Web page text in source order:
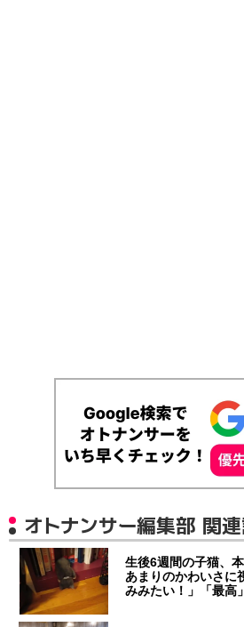
オトナンサー編集部 関
生後6週間の子猫、
あまりのかわいさに
みみたい！」「最高」